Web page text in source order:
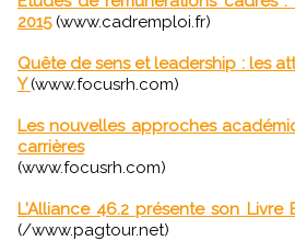
2015(www.cadremploi.fr)
Quête de sens et leadership : les
Y(www.focusrh.com)
Les nouvelles approches
carrières
(www.focusrh.com)
L'Alliance 46.2 présente son
(/www.pagtour.net)